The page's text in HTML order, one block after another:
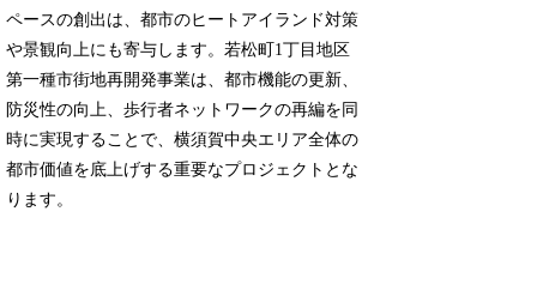
ペースの創出は、都市のヒートアイランド対策
や景観向上にも寄与します。若松町1丁目地区
第一種市街地再開発事業は、都市機能の更新、
防災性の向上、歩行者ネットワークの再編を同
時に実現することで、横須賀中央エリア全体の
都市価値を底上げする重要なプロジェクトとな
ります。